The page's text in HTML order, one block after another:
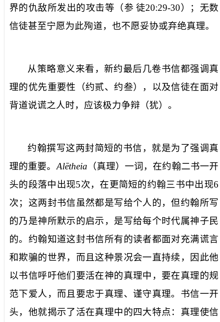
界的仇敌所发出的攻击等（参 徒20:29-30）；无数
信徒甚至宁愿为此殉道，也不愿妥协或弃绝真理。
从策略意义来看，新约最后几卷书信都强调真
理的优先重要性（约贰、约叁），以及信徒在面对
背道说谎之人时，应该极力争辩（犹）。
约翰撰写这两封简短的书信，就是为了强调真
理的重要。Alētheia （真理）一词，在约翰二书一开
头的段落中出现5次，在更简短的约翰三书中出现6
次；这两封书信虽然都是写给个人的，但约翰所写
的乃是神所默示的启示，是写给每个时代属神子民
的。约翰知道这封书信所有的读者都面对充满谎言
和欺骗的世界，而且这种景况会一直持续，因此他
以书信呼吁他们要活在神的真理中，要在真理的规
范下爱人，而且要忠于真理、谨守真理。书信一开
头，他就揭示了活在真理中的四大特点：真理使信